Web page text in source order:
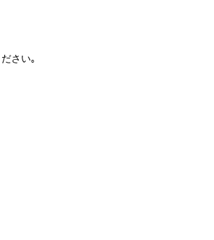
さい｡